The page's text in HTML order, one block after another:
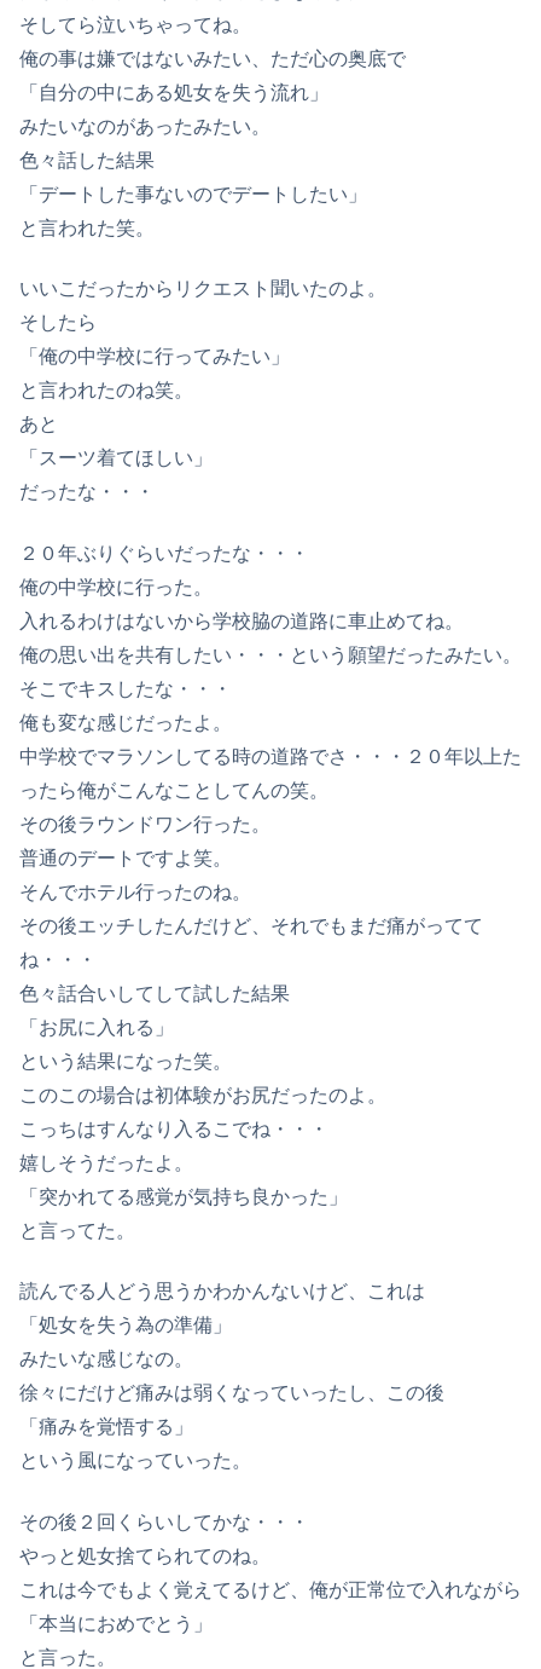
そしてら泣いちゃってね。
俺の事は嫌ではないみたい、ただ心の奥底で
「自分の中にある処女を失う流れ」
みたいなのがあったみたい。
色々話した結果
「デートした事ないのでデートしたい」
と言われた笑。
いいこだったからリクエスト聞いたのよ。
そしたら
「俺の中学校に行ってみたい」
と言われたのね笑。
あと
「スーツ着てほしい」
だったな・・・
２０年ぶりぐらいだったな・・・
俺の中学校に行った。
入れるわけはないから学校脇の道路に車止めてね。
俺の思い出を共有したい・・・という願望だったみたい。
そこでキスしたな・・・
俺も変な感じだったよ。
中学校でマラソンしてる時の道路でさ・・・２０年以上た
ったら俺がこんなことしてんの笑。
その後ラウンドワン行った。
普通のデートですよ笑。
そんでホテル行ったのね。
その後エッチしたんだけど、それでもまだ痛がってて
ね・・・
色々話合いしてして試した結果
「お尻に入れる」
という結果になった笑。
このこの場合は初体験がお尻だったのよ。
こっちはすんなり入るこでね・・・
嬉しそうだったよ。
「突かれてる感覚が気持ち良かった」
と言ってた。
読んでる人どう思うかわかんないけど、これは
「処女を失う為の準備」
みたいな感じなの。
徐々にだけど痛みは弱くなっていったし、この後
「痛みを覚悟する」
という風になっていった。
その後２回くらいしてかな・・・
やっと処女捨てられてのね。
これは今でもよく覚えてるけど、俺が正常位で入れながら
「本当におめでとう」
と言った。